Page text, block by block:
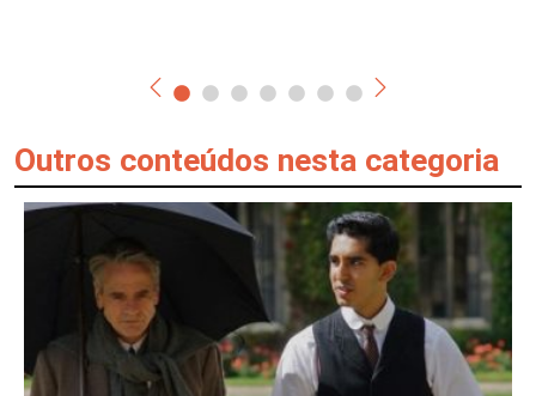
Outros conteúdos nesta categoria